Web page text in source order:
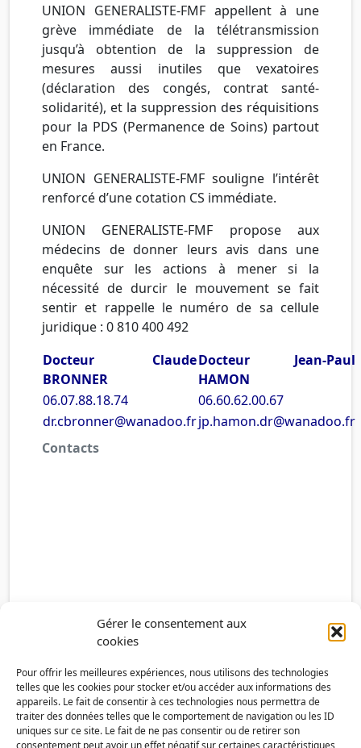
Gérer le consentement aux
cookies
Pour offrir les meilleures expériences, nous utilisons des technologies
telles que les cookies pour stocker et/ou accéder aux informations des
appareils. Le fait de consentir à ces technologies nous permettra de
traiter des données telles que le comportement de navigation ou les ID
uniques sur ce site. Le fait de ne pas consentir ou de retirer son
consentement peut avoir un effet négatif sur certaines caractéristiques
UNION GENERALISTE-FMF appellent à une
grève immédiate de la télétransmission
jusqu’à obtention de la suppression de
mesures aussi inutiles que vexatoires
(déclaration des congés, contrat santé-
solidarité), et la suppression des réquisitions
pour la PDS (Permanence de Soins) partout
en France.
UNION GENERALISTE-FMF souligne l’intérêt
renforcé d’une cotation CS immédiate.
UNION GENERALISTE-FMF propose aux
médecins de donner leurs avis dans une
enquête sur les actions à mener si la
nécessité de durcir le mouvement se fait
sentir et rappelle le numéro de sa cellule
juridique : 0 810 400 492
Contacts
Docteur Claude
BRONNER
Docteur Jean-Paul
HAMON
06.07.88.18.74
06.60.62.00.67
dr.cbronner@wanadoo.frjp.hamon.dr@wanadoo.fr